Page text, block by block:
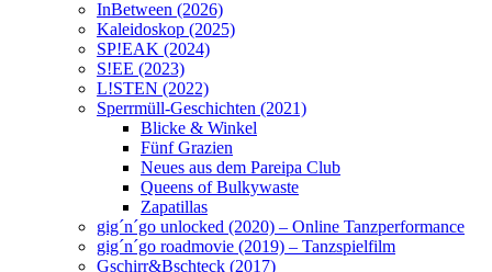
InBetween (2026)
Kaleidoskop (2025)
SP!EAK (2024)
S!EE (2023)
L!STEN (2022)
Sperrmüll-Geschichten (2021)
Blicke & Winkel
Fünf Grazien
Neues aus dem Pareipa Club
Queens of Bulkywaste
Zapatillas
gig´n´go unlocked (2020) – Online Tanzperformance
gig´n´go roadmovie (2019) – Tanzspielfilm
Gschirr&Bschteck (2017)